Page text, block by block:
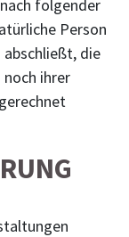
folgender
Person
die
ihrer